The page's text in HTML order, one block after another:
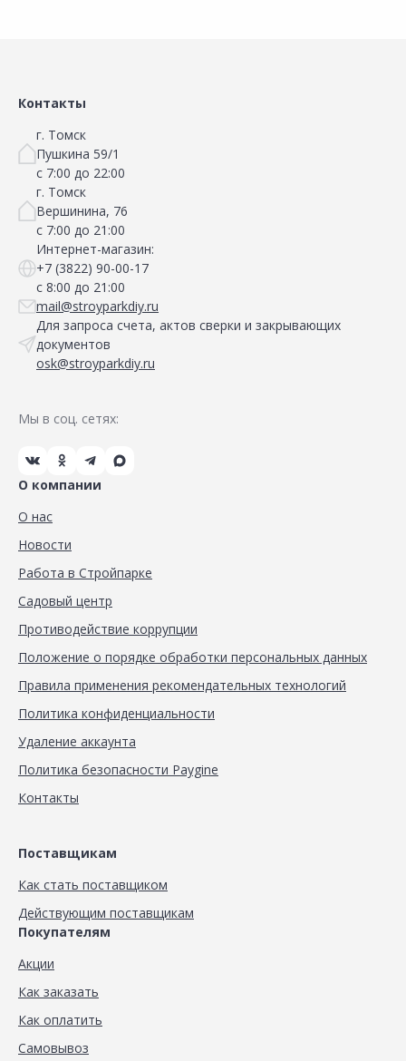
Контакты
г. Томск
Пушкина 59/1
с 7:00 до 22:00
г. Томск
Вершинина, 76
с 7:00 до 21:00
Интернет-магазин:
+7 (3822) 90-00-17
с 8:00 до 21:00
mail@stroyparkdiy.ru
Для запроса счета, актов сверки и закрывающих
документов
osk@stroyparkdiy.ru
Мы в соц. сетях:
О компании
О нас
Новости
Работа в Стройпарке
Садовый центр
Противодействие коррупции
Положение о порядке обработки персональных данных
Правила применения рекомендательных технологий
Политика конфиденциальности
Удаление аккаунта
Политика безопасности Paygine
Контакты
Поставщикам
Как стать поставщиком
Действующим поставщикам
Покупателям
Акции
Как заказать
Как оплатить
Самовывоз